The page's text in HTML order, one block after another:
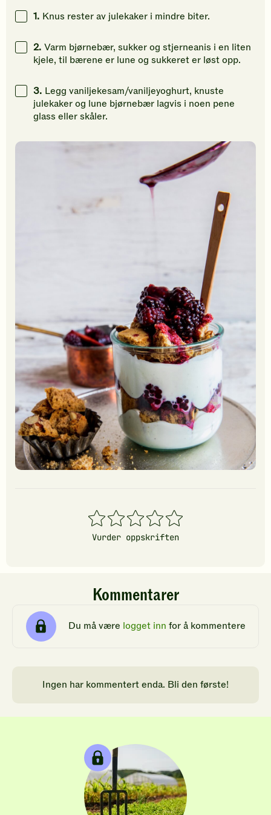
gi
din
din
1. Knus rester av julekaker i mindre biter.
2. Varm bjørnebær, sukker og stjerneanis i en liten
kjele, til bærene er lune og sukkeret er løst opp.
3. Legg vaniljekesam/vaniljeyoghurt, knuste
julekaker og lune bjørnebær lagvis i noen pene
glass eller skåler.
1
stjerner
2
stjerner
3
stjerner
4
stjerner
5
stjerner
Vurder oppskriften
Kommentarer
Du må være logget inn for å kommentere
Ingen har kommentert enda. Bli den første!